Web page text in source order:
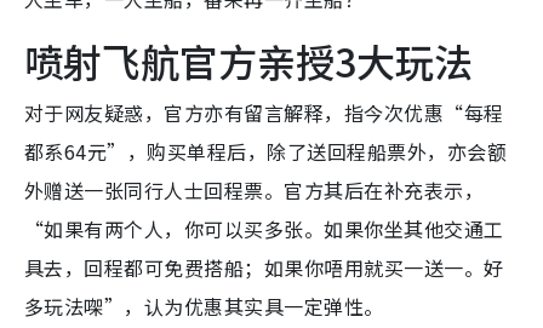
喷射飞航官方亲授3大玩法
对于网友疑惑，官方亦有留言解释，指今次优惠“每程
都系64元”，购买单程后，除了送回程船票外，亦会额
外赠送一张同行人士回程票。官方其后在补充表示，
“如果有两个人，你可以买多张。如果你坐其他交通工
具去，回程都可免费搭船；如果你唔用就买一送一。好
多玩法㗎”，认为优惠其实具一定弹性。